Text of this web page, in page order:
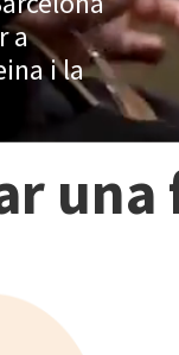
a
i la
una